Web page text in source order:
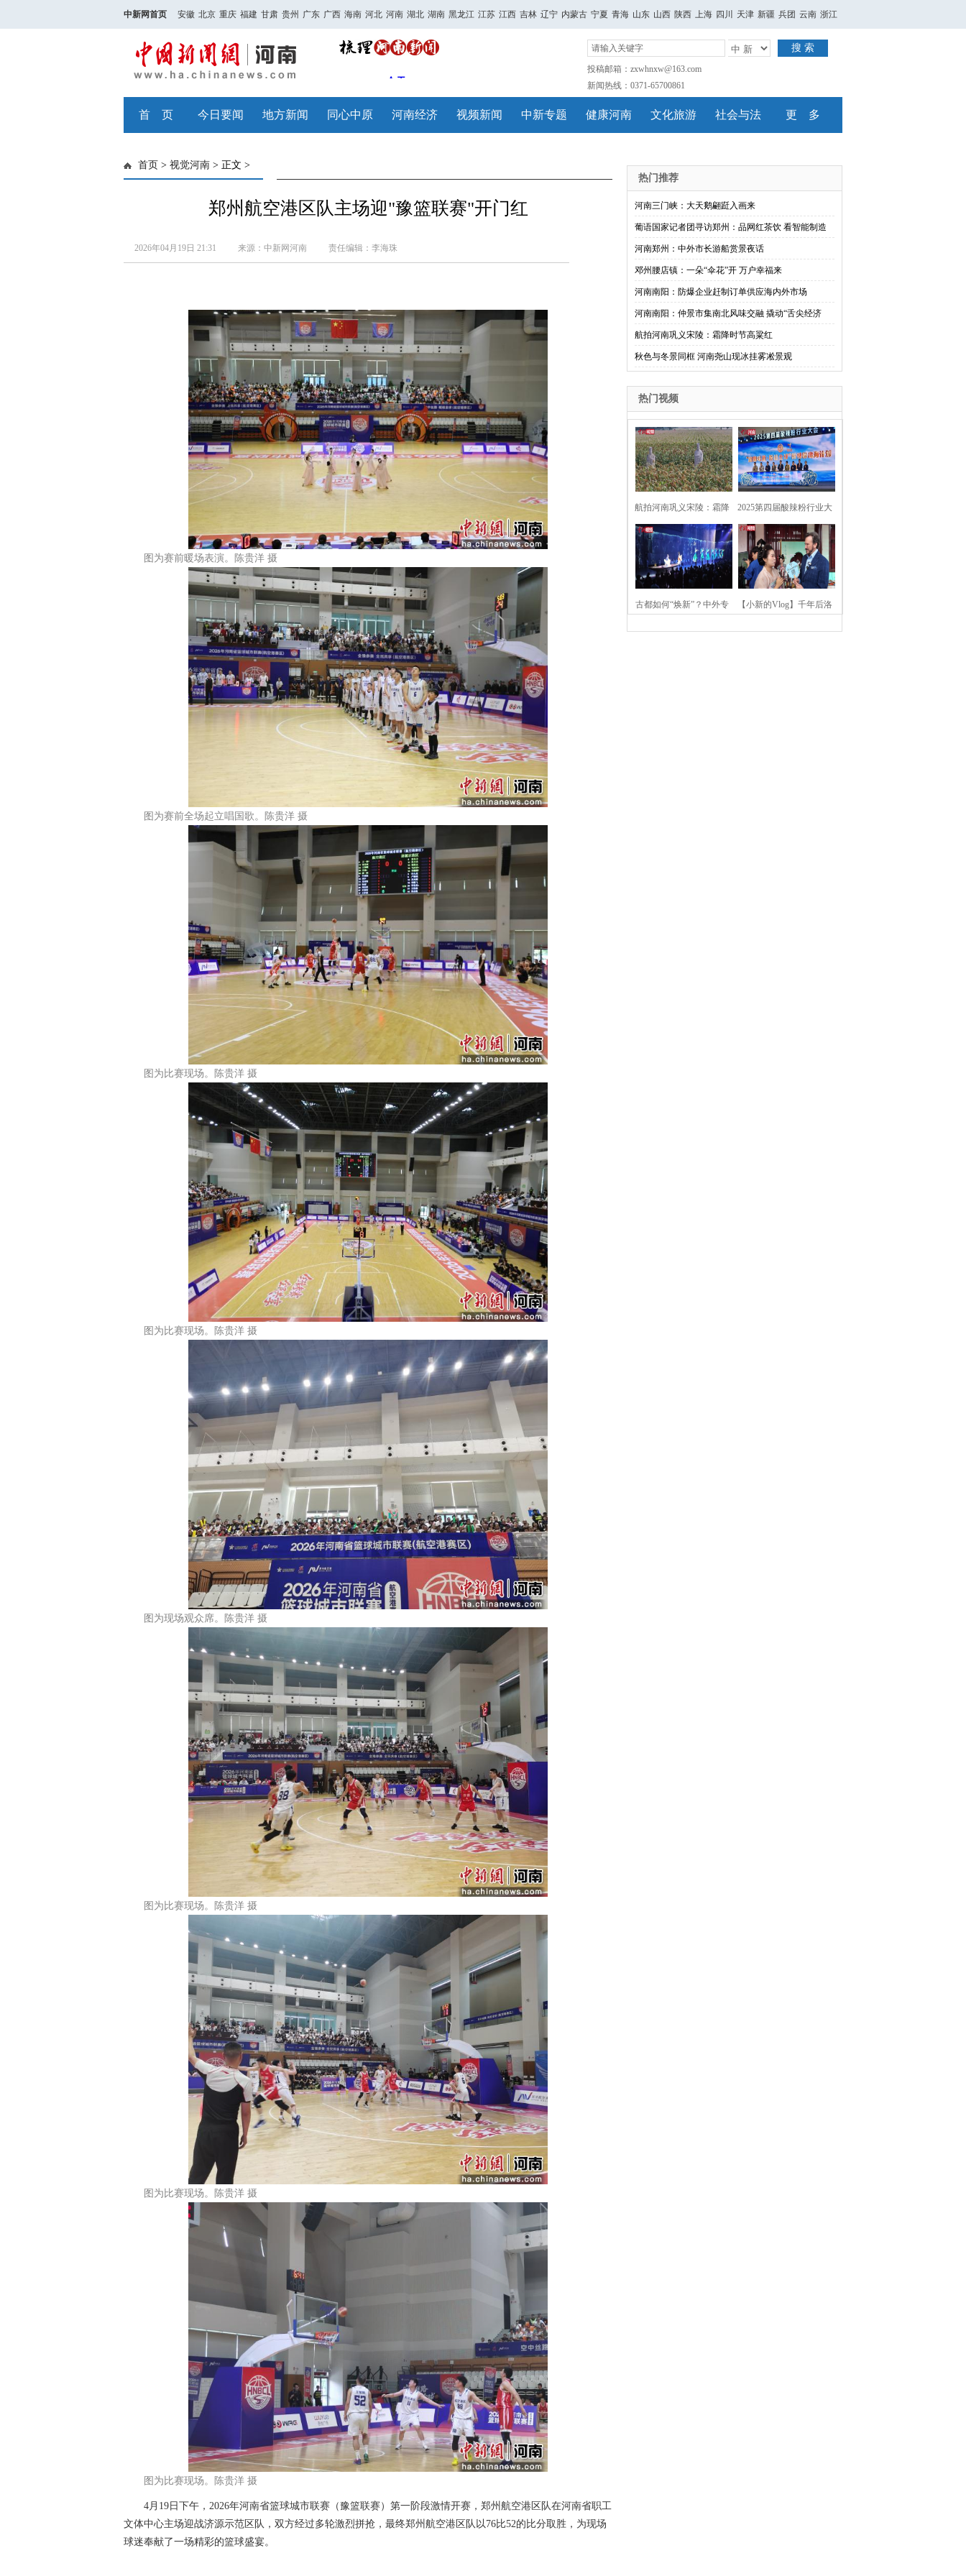
中新网首页 安徽 北京 重庆 福建 甘肃 贵州 广东 广西 海南 河北 河南 湖北 湖南 黑龙江 江苏 江西 吉林 辽宁 内蒙古 宁夏 青海 山东 山西 陕西 上海 四川 天津 新疆 兵团 云南 浙江
搜 索
投稿邮箱：zxwhnxw@163.com
新闻热线：0371-65700861
首 页 今日要闻 地方新闻 同心中原 河南经济 视频新闻 中新专题 健康河南 文化旅游 社会与法 更 多
首页 > 视觉河南 > 正文 >
郑州航空港区队主场迎"豫篮联赛"开门红
2026年04月19日 21:31 来源：中新网河南 责任编辑：李海珠
图为赛前暖场表演。陈贵洋 摄
图为赛前全场起立唱国歌。陈贵洋 摄
图为比赛现场。陈贵洋 摄
图为比赛现场。陈贵洋 摄
图为现场观众席。陈贵洋 摄
图为比赛现场。陈贵洋 摄
图为比赛现场。陈贵洋 摄
图为比赛现场。陈贵洋 摄
4月19日下午，2026年河南省篮球城市联赛（豫篮联赛）第一阶段激情开赛，郑州航空港区队在河南省职工
文体中心主场迎战济源示范区队，双方经过多轮激烈拼抢，最终郑州航空港区队以76比52的比分取胜，为现场
球迷奉献了一场精彩的篮球盛宴。
热门推荐
河南三门峡：大天鹅翩跹入画来
葡语国家记者团寻访郑州：品网红茶饮 看智能制造
河南郑州：中外市长游船赏景夜话
邓州腰店镇：一朵“伞花”开 万户幸福来
河南南阳：防爆企业赶制订单供应海内外市场
河南南阳：仲景市集南北风味交融 撬动“舌尖经济
航拍河南巩义宋陵：霜降时节高粱红
秋色与冬景同框 河南尧山现冰挂雾凇景观
热门视频
航拍河南巩义宋陵：霜降
时节高粱红
2025第四届酸辣粉行业大
会在河南开封举行
古都如何“焕新”？中外专 【小新的Vlog】千年后洛